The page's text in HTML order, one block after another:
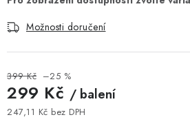
Možnosti doručení
399 Kč –25 %
299 Kč / balení
247,11 Kč bez DPH